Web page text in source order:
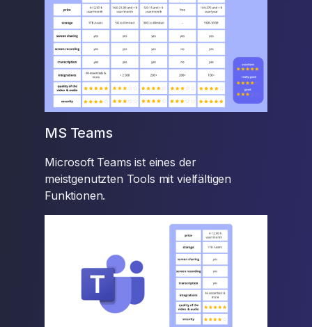
MS Teams
Microsoft Teams ist eines der
meistgenutzten Tools mit vielfältigen
Funktionen.